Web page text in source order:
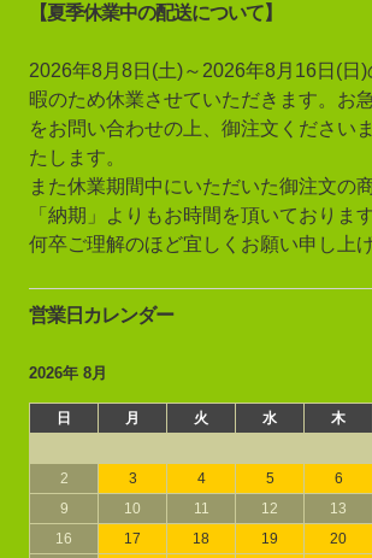
【夏季休業中の配送について】
2026年8月8日(土)～2026年8月16日(日
暇のため休業させていただきます。お
をお問い合わせの上、御注文ください
たします。
また休業期間中にいただいた御注文の
「納期」よりもお時間を頂いております
何卒ご理解のほど宜しくお願い申し上げ
営業日カレンダー
2026年 8月
日 月 火 水 木
2
3 4 5 6
9
10 11 12 13
16
17 18 19 20